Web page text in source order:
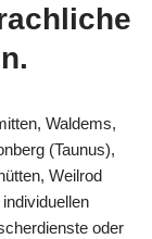
Waldems,
(Taunus),
Weilrod
oder